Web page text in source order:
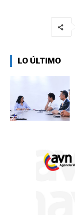
LO ÚLTIMO